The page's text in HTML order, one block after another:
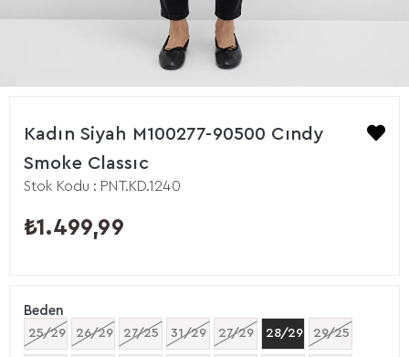
Kadın Siyah M100277-90500 Cındy
Smoke Classıc
Stok Kodu PNT.KD.1240
₺1.499,99
Beden
25/29 26/29 27/25 31/29 27/29 28/29 29/25